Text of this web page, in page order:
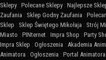
Sklepy : Polecane Sklepy : Najlepsze
Zaufania : Sklep Godny Zaufania :
Sklep : Sklep Świętego Mikołaja : Strój
Miasto : PINternet : Impra Shop : Party
Impra Sklep : Ogłoszenia : Akademia
Animatora : Ogłoszenia : Portal Animatora